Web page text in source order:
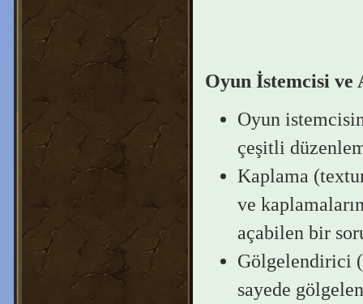
Oyun İstemcisi ve
Oyun
çeşitli
Kaplama
ve
açabilen bir
Gölgelendirici
sayede